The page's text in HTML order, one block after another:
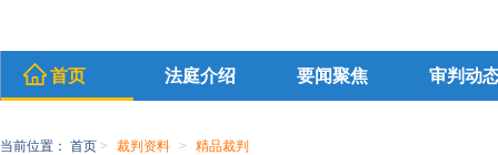
首页 法庭介绍 要闻聚焦 审判动
当前位置： 首页 > 裁判资料 > 精品裁判